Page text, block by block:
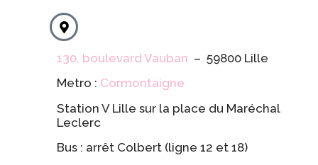
130, boulevard Vauban – 59800 Lille
Metro : Cormontaigne
Station V Lille sur la place du Maréchal
Leclerc
Bus : arrêt Colbert (ligne 12 et 18)